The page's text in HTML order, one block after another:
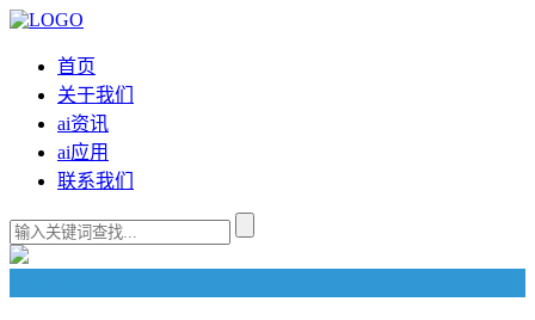
首页
关于我们
ai资讯
ai应用
联系我们